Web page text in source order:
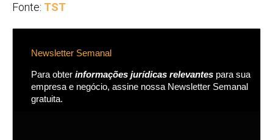
Fonte: TST
Newsletter Semanal
Para obter informações jurídicas relevantes para sua
empresa e negócio, assine nossa Newsletter Semanal
gratuita.